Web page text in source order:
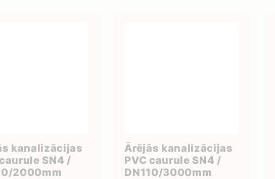
kanalizācijas
SN4 /
2000mm
Ārējās kanalizācijas
PVC caurule SN4 /
DN110/3000mm